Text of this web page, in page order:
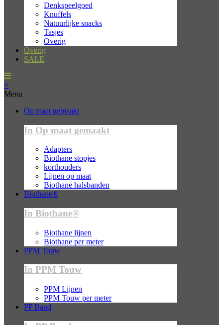
Denkspeelgoed
Knuffels
Natuurlijke snacks
Tasjes
Overig
Overig
SALE
×
Menu
Op maat gemaakt
In Op maat gemaakt
Adapters
Biothane stopjes
korthouders
Lijnen op maat
Biothane halsbanden
Biothane®
In Biothane®
Biothane lijnen
Biothane per meter
PPM Touw
In PPM Touw
PPM Lijnen
PPM Touw per meter
PP Band